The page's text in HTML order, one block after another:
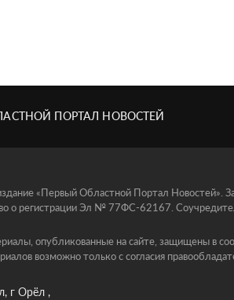
ПОРТАЛ НОВОСТЕЙ
«Первый Областной Портал Новостей».
о регистрации Эл № 77ФС-62167.
опубликованные на сайте, защищены в
возможно только с согласия
г Орёл ,